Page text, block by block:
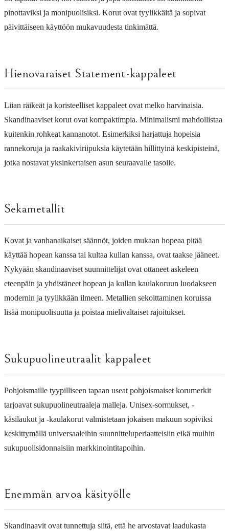
pinottaviksi ja monipuolisiksi. Korut ovat tyylikkäitä ja sopivat
päivittäiseen käyttöön mukavuudesta tinkimättä.
Hienovaraiset Statement-kappaleet
Liian räikeät ja koristeelliset kappaleet ovat melko harvinaisia.
Skandinaaviset korut ovat kompaktimpia. Minimalismi mahdollistaa
kuitenkin rohkeat kannanotot. Esimerkiksi harjattuja hopeisia
rannekoruja ja raakakiviriipuksia käytetään hillittyinä keskipisteinä,
jotka nostavat yksinkertaisen asun seuraavalle tasolle.
Sekametallit
Kovat ja vanhanaikaiset säännöt, joiden mukaan hopeaa pitää
käyttää hopean kanssa tai kultaa kullan kanssa, ovat taakse jääneet.
Nykyään skandinaaviset suunnittelijat ovat ottaneet askeleen
eteenpäin ja yhdistäneet hopean ja kullan kaulakoruun luodakseen
modernin ja tyylikkään ilmeen. Metallien sekoittaminen koruissa
lisää monipuolisuutta ja poistaa mielivaltaiset rajoitukset.
Sukupuolineutraalit kappaleet
Pohjoismaille tyypilliseen tapaan useat pohjoismaiset korumerkit
tarjoavat sukupuolineutraaleja malleja. Unisex-sormukset, -
käsilaukut ja -kaulakorut valmistetaan jokaisen makuun sopiviksi
keskittymällä universaaleihin suunnitteluperiaatteisiin eikä muihin
sukupuolisidonnaisiin markkinointitapoihin.
Enemmän arvoa käsityölle
Skandinaavit ovat tunnettuja siitä, että he arvostavat laadukasta